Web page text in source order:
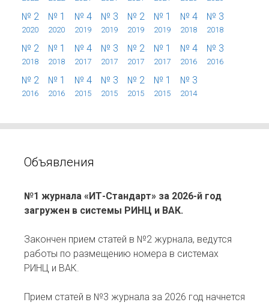
№ 2
2020
№ 1
2020
№ 4
2019
№ 3
2019
№ 2
2019
№ 1
2019
№ 4
2018
№ 3
2018
№ 2
2018
№ 1
2018
№ 4
2017
№ 3
2017
№ 2
2017
№ 1
2017
№ 4
2016
№ 3
2016
№ 2
2016
№ 1
2016
№ 4
2015
№ 3
2015
№ 2
2015
№ 1
2015
№ 3
2014
Объявления
№1 журнала «ИТ-Стандарт» за 2026-й год
загружен в системы РИНЦ и ВАК.
Закончен прием статей в №2 журнала, ведутся
работы по размещению номера в системах
РИНЦ и ВАК.
Прием статей в №3 журнала за 2026 год начнется